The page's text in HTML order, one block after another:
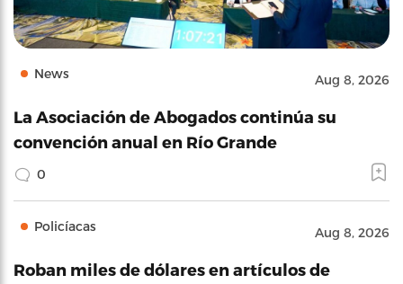
News Aug 8, 2026
La Asociación de Abogados continúa su
convención anual en Río Grande
0
Policíacas Aug 8, 2026
Roban miles de dólares en artículos de